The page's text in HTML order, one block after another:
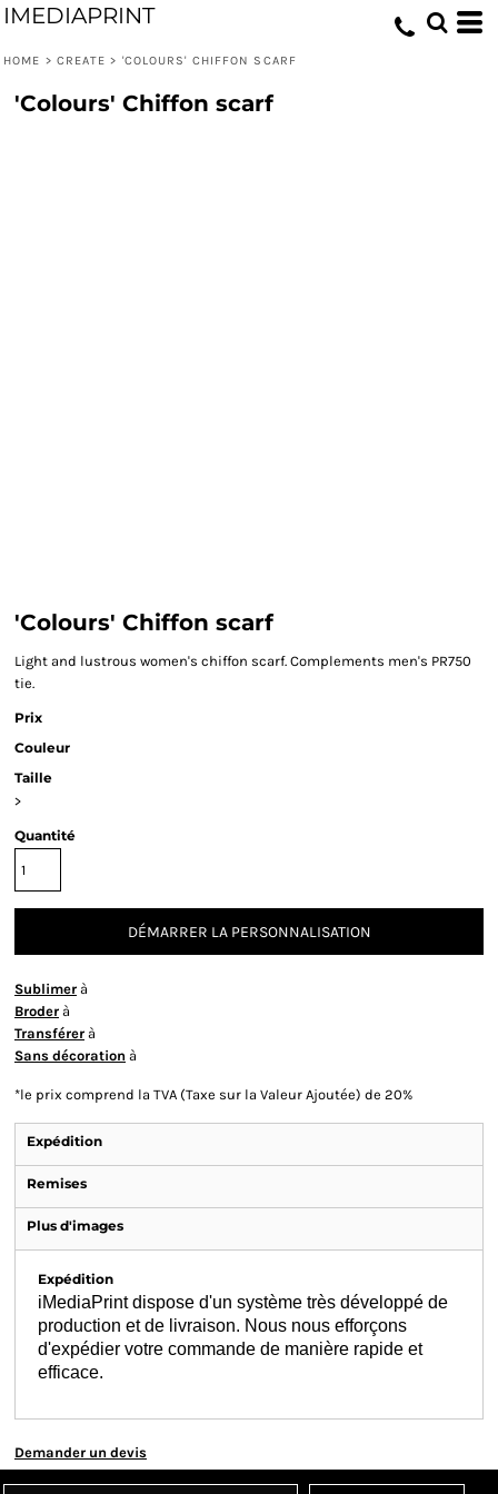
IMEDIAPRINT
HOME > CREATE > 'COLOURS' CHIFFON SCARF
'Colours' Chiffon scarf
'Colours' Chiffon scarf
Light and lustrous women's chiffon scarf. Complements men's PR750
tie.
Prix
Couleur
Taille
>
Quantité
DÉMARRER LA PERSONNALISATION
Sublimer à
Broder à
Transférer à
Sans décoration à
*le prix comprend la TVA (Taxe sur la Valeur Ajoutée) de 20%
Expédition
Remises
Plus d'images
Expédition
iMediaPrint dispose d'un système très développé de
production et de livraison. Nous nous efforçons
d'expédier votre commande de manière rapide et
efficace.
Demander un devis